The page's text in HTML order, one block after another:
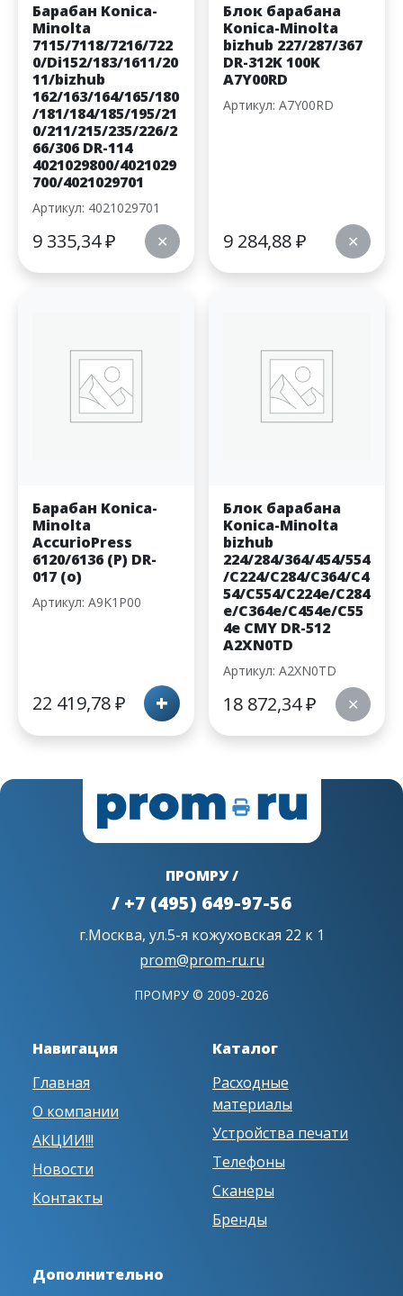
Барабан Konica-
Minolta
7115/7118/7216/722
0/Di152/183/1611/20
11/bizhub
162/163/164/165/180
/181/184/185/195/21
0/211/215/235/226/2
66/306 DR-114
4021029800/4021029
700/4021029701
Артикул: 4021029701
9 335,34₽ ✕
Блок барабана
Konica-Minolta
bizhub 227/287/367
DR-312K 100K
A7Y00RD
Артикул: A7Y00RD
9 284,88₽ ✕
Барабан Konica-
Minolta
AccurioPress
6120/6136 (P) DR-
017 (о)
Артикул: A9K1P00
22 419,78₽ +
Блок барабана
Konica-Minolta
bizhub
224/284/364/454/554
/C224/C284/C364/C4
54/C554/C224e/C284
e/C364e/C454e/C55
4e CMY DR-512
A2XN0TD
Артикул: A2XN0TD
18 872,34₽ ✕
ПРОМРУ /
/ +7 (495) 649-97-56
г.Москва, ул.5-я кожуховская 22 к 1
prom@prom-ru.ru
ПРОМРУ © 2009-2026
Навигация
Главная
О компании
АКЦИИ!!!
Новости
Контакты
Каталог
Расходные
материалы
Устройства печати
Телефоны
Сканеры
Бренды
Дополнительно